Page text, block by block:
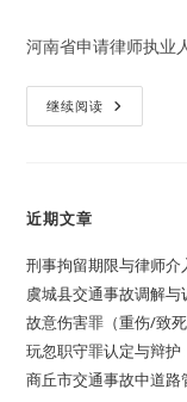
河南省申请律师执业
继续阅读 河
南
人
员
实
习
管
理
实
施
办
近期文章
刑事拘留期限与律师
虞城县交通事故调解与
故意伤害罪（重伤/致
玩忽职守罪认定与辩
商丘市交通事故中道路